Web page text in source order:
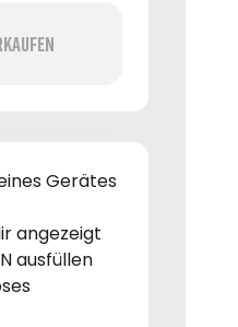
Gerätes
angezeigt
ausfüllen